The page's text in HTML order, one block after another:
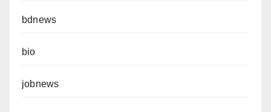
bdnews
bio
jobnews